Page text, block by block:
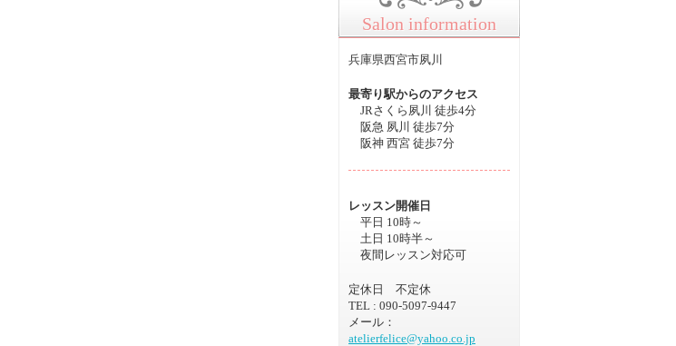
Salon information
兵庫県西宮市夙川
最寄り駅からのアクセス
JRさくら夙川 徒歩4分
阪急 夙川 徒歩7分
阪神 西宮 徒歩7分
レッスン開催日
平日 10時～
土日 10時半～
夜間レッスン対応可
定休日 不定休
TEL : 090-5097-9447
メール：
atelierfelice@yahoo.co.jp